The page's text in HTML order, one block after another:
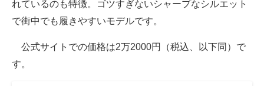
れているのも特徴。ゴツすぎないシャープなシルエット
で街中でも履きやすいモデルです。
公式サイトでの価格は2万2000円（税込、以下同）で
す。